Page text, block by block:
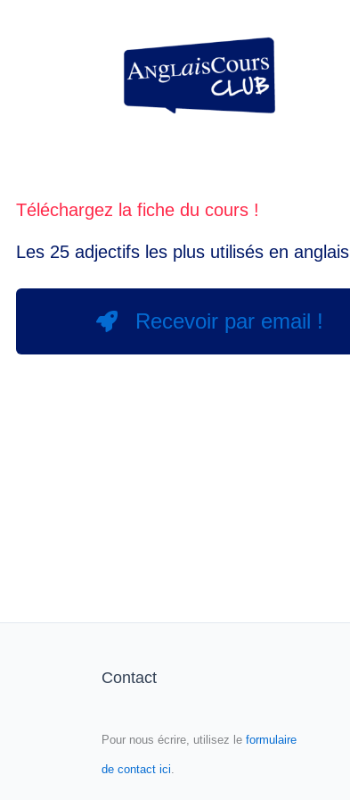
Téléchargez la fiche du cours !
Les 25 adjectifs les plus utilisés en anglais
Recevoir par email !
Contact
Pour nous écrire, utilisez le formulaire
de contact ici.